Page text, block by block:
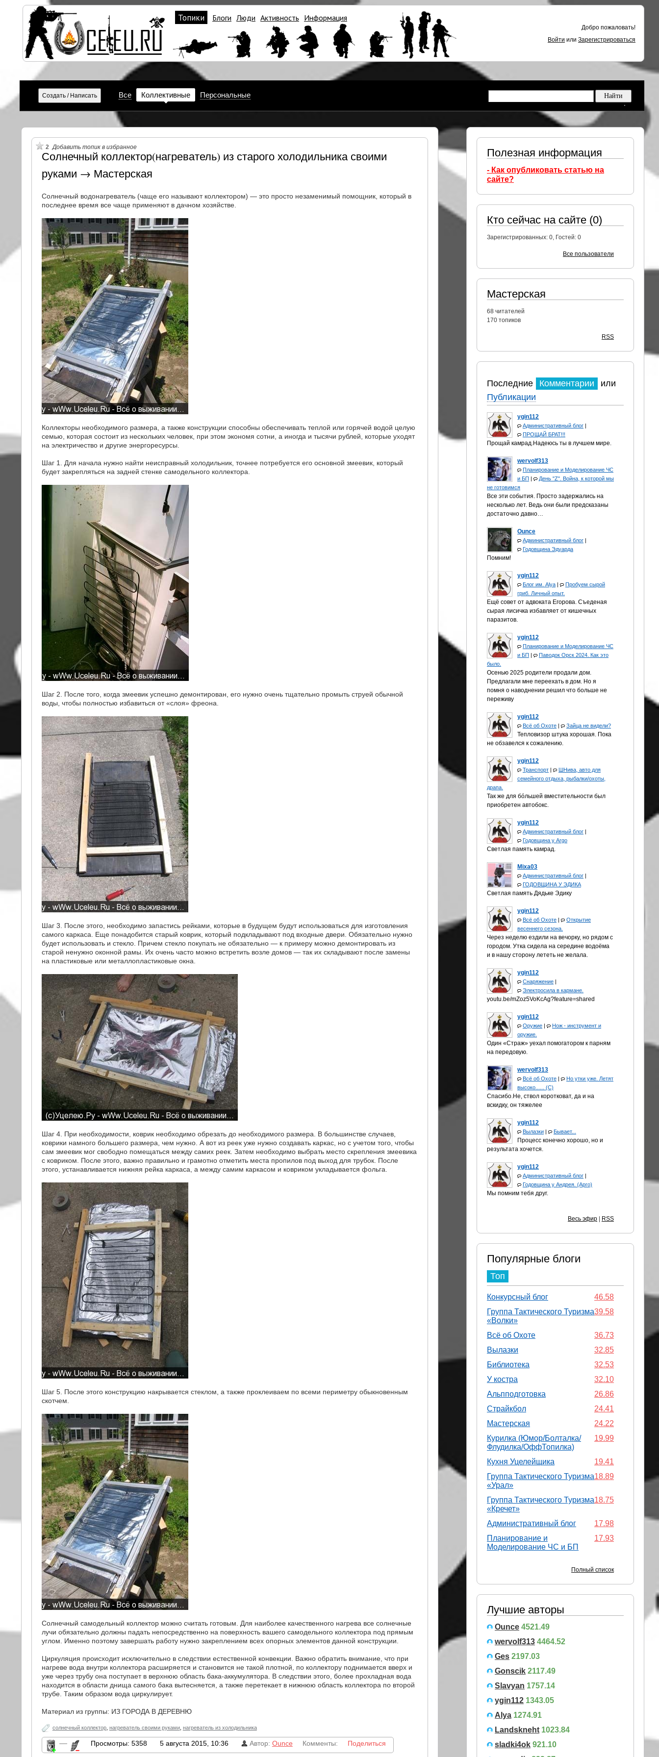
Топики Блоги Люди Активность Информация
Добро пожаловать!
Войти или Зарегистрироваться
Все Коллективные Персональные
Полезная информация
- Как опубликовать статью на
сайте?
Кто сейчас на сайте (0)
Зарегистрированных: 0, Гостей: 0
Все пользователи
Мастерская
68 читателей
170 топиков
RSS
Последние Комментарии
или
Публикации
ygin112
Административный блог |
ПРОЩАЙ БРАТ!!!
Прощай камрад.Надеюсь ты в лучшем мире.
wervolf313
Планирование и Моделирование ЧС
и БП |
День "Z". Война, к которой мы
не готовимся
Все эти события. Просто задержались на
несколько лет. Ведь они были предсказаны
достаточно давно…
Ounce
Административный блог |
Годовщина Эдуарда
Помним!
ygin112
Блог им. Alya |
Пробуем сырой
гриб. Личный опыт.
Ещё совет от адвоката Егорова. Съеденая
сырая лисичка избавляет от кишечных
паразитов.
ygin112
Планирование и Моделирование ЧС
и БП |
Паводок Орск 2024. Как это
было.
Осенью 2025 родители продали дом.
Предлагали мне переехать в дом. Но я
помня о наводнении решил что больше не
переживу
ygin112
Всё об Охоте | Зайца не видели?
Тепловизор штука хорошая. Пока
не обзавелся к сожалению.
ygin112
Транспорт |
ШНива, авто для
семейного отдыха, рыбалки/охоты,
драпа.
Так же для бóльшей вместительности был
приобретен автобокс.
ygin112
Административный блог |
Годовщина у Аrgo
Светлая память камрад.
Mixa03
Административный блог |
ГОДОВЩИНА У ЭДИКА
Светлая память Дядьке Эдику
ygin112
Всё об Охоте |
Открытие
весеннего сезона.
Через неделю ездили на вечорку, но рядом с
городом. Утка сидела на середине водоёма
и в нашу сторону лететь не желала.
ygin112
Снаряжение |
Электросила в кармане.
youtu.be/mZoz5VoKcAg?feature=shared
ygin112
Оружие |
Нож - инструмент и
оружие.
Один «Страж» уехал помогатором к парням
на передовую.
wervolf313
Всё об Охоте |
Но утки уже. Летят
высоко...... (С)
Спасибо.Не, ствол коротковат, да и на
вскидку, он тяжелее
ygin112
Вылазки | Бывает...
Процесс конечно хорошо, но и
результата хочется.
ygin112
Административный блог |
Годовщина у Андрея. (Арго)
Мы помним тебя друг.
Весь эфир RSS
Популярные блоги
Топ
46.58
Конкурсный блог
39.58
Группа Тактического Туризма
«Волки»
36.73
Всё об Охоте
32.85
Вылазки
32.53
Библиотека
32.10
У костра
26.86
Альпподготовка
24.41
Страйкбол
24.22
Мастерская
19.99
Курилка (Юмор/Болталка/
Флудилка/ОффТопилка)
19.41
Кухня Уцелейщика
18.89
Группа Тактического Туризма
«Урал»
18.75
Группа Тактического Туризма
«Кречет»
17.98
Административный блог
17.93
Планирование и
Моделирование ЧС и БП
Полный список
Лучшие авторы
Ounce 4521.49
wervolf313 4464.52
Ges 2197.03
Gonscik 2117.49
Slavyan 1757.14
ygin112 1343.05
Alya 1274.91
Landskneht 1023.84
sladki4ok 921.10
2 Добавить топик в избранное
Солнечный коллектор(нагреватель) из старого холодильника своими
руками → Мастерская
Солнечный водонагреватель (чаще его называют коллектором) — это просто незаменимый помощник, который в
последнее время все чаще применяют в дачном хозяйстве.
Коллекторы необходимого размера, а также конструкции способны обеспечивать теплой или горячей водой целую
семью, которая состоит из нескольких человек, при этом экономя сотни, а иногда и тысячи рублей, которые уходят
на электричество и другие энергоресурсы.
Шаг 1. Для начала нужно найти неисправный холодильник, точнее потребуется его основной змеевик, который
будет закрепляться на задней стенке самодельного коллектора.
Шаг 2. После того, когда змеевик успешно демонтирован, его нужно очень тщательно промыть струей обычной
воды, чтобы полностью избавиться от «слоя» фреона.
Шаг 3. После этого, необходимо запастись рейками, которые в будущем будут использоваться для изготовления
самого каркаса. Еще понадобится старый коврик, который подкладывают под входные двери. Обязательно нужно
будет использовать и стекло. Причем стекло покупать не обязательно — к примеру можно демонтировать из
старой ненужно оконной рамы. Их очень часто можно встретить возле домов — так их складывают после замены
на пластиковые или металлопластиковые окна.
Шаг 4. При необходимости, коврик необходимо обрезать до необходимого размера. В большинстве случаев,
коврики намного большего размера, чем нужно. А вот из реек уже нужно создавать каркас, но с учетом того, чтобы
сам змеевик мог свободно помещаться между самих реек. Затем необходимо выбрать место скрепления змеевика
с ковриком. После этого, важно правильно и грамотно отметить места пропилов под выход для трубок. После
этого, устанавливается нижняя рейка каркаса, а между самим каркасом и ковриком укладывается фольга.
Шаг 5. После этого конструкцию накрывается стеклом, а также проклеиваем по всеми периметру обыкновенным
скотчем.
Солнечный самодельный коллектор можно считать готовым. Для наиболее качественного нагрева все солнечные
лучи обязательно должны падать непосредственно на поверхность вашего самодельного коллектора под прямым
углом. Именно поэтому завершать работу нужно закреплением всех опорных элементов данной конструкции.
Циркуляция происходит исключительно в следствии естественной конвекции. Важно обратить внимание, что при
нагреве вода внутри коллектора расширяется и становится не такой плотной, по коллектору поднимается вверх и
уже через трубу она поступает в верхнюю область бака-аккумулятора. В следствии этого, более прохладная вода
находится в области днища самого бака вытесняется, а также перетекает в нижнюю область коллектора по второй
трубе. Таким образом вода циркулирует.
Материал из группы: ИЗ ГОРОДА В ДЕРЕВНЮ
солнечный коллектор, нагреватель своими руками, нагреватель из холодильника
— Просмотры: 5358 5 августа 2015, 10:36 Автор: Ounce Комменты: Поделиться